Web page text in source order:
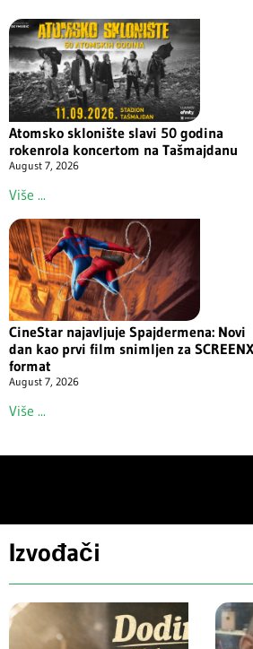
Atomsko sklonište slavi 50 godina
rokenrola koncertom na Tašmajdanu
August 7, 2026
Više ...
CineStar najavljuje Spajdermena: Novi
dan kao prvi film snimljen za SCREENX
format
August 7, 2026
Više ...
Izvođači